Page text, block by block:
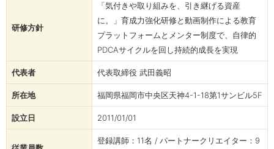
研修方針
「気付きや取り組みを、引き継げる資産
に。」育成力強化研修と動画制作による教育
プラットフォームとメンター制度で、自律的
PDCAサイクルを回し持続的成長を実現
代表者 代表取締役 武田義昭
所在地 福岡県福岡市中央区天神4-1-18第1サンビル5F
設立日 2011/01/01
登録講師：11名 / パートナークリエイター：9